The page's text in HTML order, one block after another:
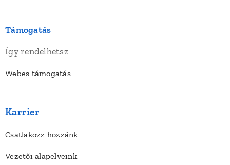
Támogatás
Így rendelhetsz
Webes támogatás
Karrier
Csatlakozz hozzánk
Vezetői alapelveink